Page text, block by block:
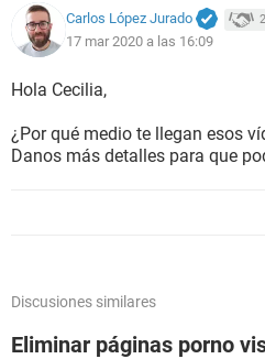
Carlos López Jurado
17 mar 2020 a las 16:09
Hola Cecilia,
¿Por qué medio te llegan esos
Danos más detalles para que
Discusiones similares
Eliminar páginas porno